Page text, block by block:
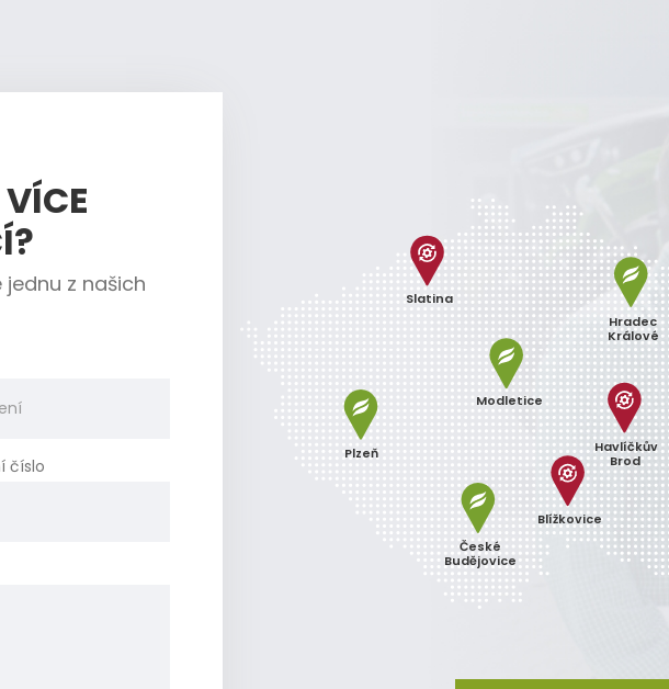
z našich
číslo
Slatina
Blížkovice
Havlíčkův
Brod
Hradec
Králové
Modletice
České
Budějovice
Plzeň